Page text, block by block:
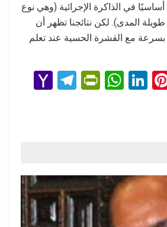
أساسيًا في الذاكرة الإجرائية (وهي نوع
طويلة المدى). لكن نتائجنا تظهر أن
بسرعة مع القشرة الحسية عند تعلم
Pi
Li
W
p
p
Pr
n
dl
y
T
m
M
ail